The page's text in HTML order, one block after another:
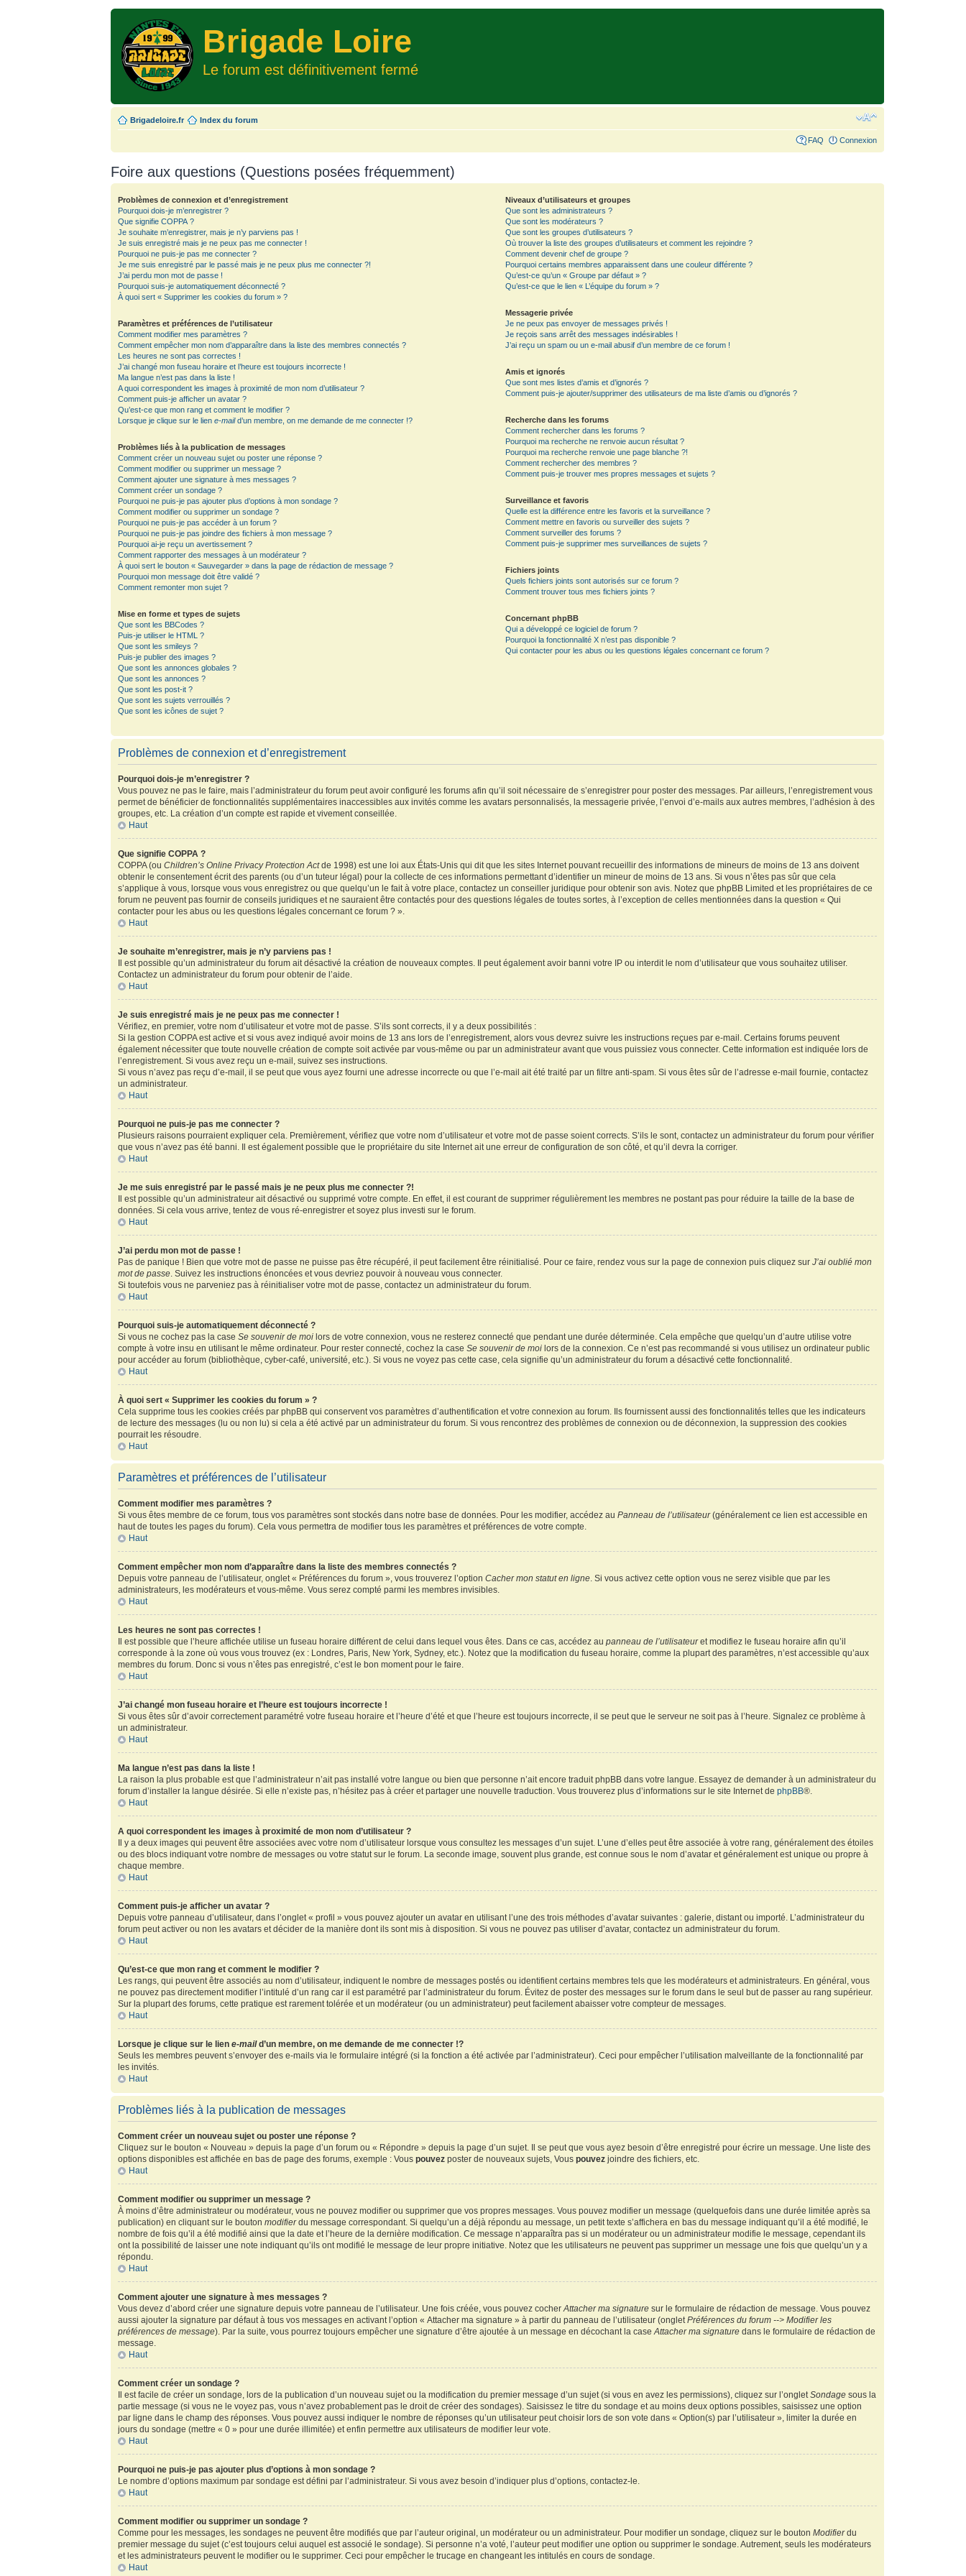
Brigade Loire
Le forum est définitivement fermé
Brigadeloire.fr Index du forum
FAQ Connexion
Foire aux questions (Questions posées fréquemment)
Problèmes de connexion et d’enregistrement
Pourquoi dois-je m’enregistrer ?
Que signifie COPPA ?
Je souhaite m’enregistrer, mais je n’y parviens pas !
Je suis enregistré mais je ne peux pas me connecter !
Pourquoi ne puis-je pas me connecter ?
Je me suis enregistré par le passé mais je ne peux plus me connecter ?!
J’ai perdu mon mot de passe !
Pourquoi suis-je automatiquement déconnecté ?
À quoi sert « Supprimer les cookies du forum » ?
Paramètres et préférences de l’utilisateur
Comment modifier mes paramètres ?
Comment empêcher mon nom d’apparaître dans la liste des membres connectés ?
Les heures ne sont pas correctes !
J’ai changé mon fuseau horaire et l’heure est toujours incorrecte !
Ma langue n’est pas dans la liste !
A quoi correspondent les images à proximité de mon nom d’utilisateur ?
Comment puis-je afficher un avatar ?
Qu’est-ce que mon rang et comment le modifier ?
Lorsque je clique sur le liene-maild’un membre, on me demande de me connecter !?
Problèmes liés à la publication de messages
Comment créer un nouveau sujet ou poster une réponse ?
Comment modifier ou supprimer un message ?
Comment ajouter une signature à mes messages ?
Comment créer un sondage ?
Pourquoi ne puis-je pas ajouter plus d’options à mon sondage ?
Comment modifier ou supprimer un sondage ?
Pourquoi ne puis-je pas accéder à un forum ?
Pourquoi ne puis-je pas joindre des fichiers à mon message ?
Pourquoi ai-je reçu un avertissement ?
Comment rapporter des messages à un modérateur ?
À quoi sert le bouton « Sauvegarder » dans la page de rédaction de message ?
Pourquoi mon message doit être validé ?
Comment remonter mon sujet ?
Mise en forme et types de sujets
Que sont les BBCodes ?
Puis-je utiliser le HTML ?
Que sont les smileys ?
Puis-je publier des images ?
Que sont les annonces globales ?
Que sont les annonces ?
Que sont les post-it ?
Que sont les sujets verrouillés ?
Que sont les icônes de sujet ?
Niveaux d’utilisateurs et groupes
Que sont les administrateurs ?
Que sont les modérateurs ?
Que sont les groupes d’utilisateurs ?
Où trouver la liste des groupes d’utilisateurs et comment les rejoindre ?
Comment devenir chef de groupe ?
Pourquoi certains membres apparaissent dans une couleur différente ?
Qu’est-ce qu’un « Groupe par défaut » ?
Qu’est-ce que le lien « L’équipe du forum » ?
Messagerie privée
Je ne peux pas envoyer de messages privés !
Je reçois sans arrêt des messages indésirables !
J’ai reçu un spam ou un e-mail abusif d’un membre de ce forum !
Amis et ignorés
Que sont mes listes d’amis et d’ignorés ?
Comment puis-je ajouter/supprimer des utilisateurs de ma liste d’amis ou d’ignorés ?
Recherche dans les forums
Comment rechercher dans les forums ?
Pourquoi ma recherche ne renvoie aucun résultat ?
Pourquoi ma recherche renvoie une page blanche ?!
Comment rechercher des membres ?
Comment puis-je trouver mes propres messages et sujets ?
Surveillance et favoris
Quelle est la différence entre les favoris et la surveillance ?
Comment mettre en favoris ou surveiller des sujets ?
Comment surveiller des forums ?
Comment puis-je supprimer mes surveillances de sujets ?
Fichiers joints
Quels fichiers joints sont autorisés sur ce forum ?
Comment trouver tous mes fichiers joints ?
Concernant phpBB
Qui a développé ce logiciel de forum ?
Pourquoi la fonctionnalité X n’est pas disponible ?
Qui contacter pour les abus ou les questions légales concernant ce forum ?
Problèmes de connexion et d’enregistrement
Pourquoi dois-je m’enregistrer ?
Vous pouvez ne pas le faire, mais l’administrateur du forum peut avoir configuré les forums afin qu’il soit nécessaire de s’enregistrer pour poster des messages. Par ailleurs, l’enregistrement vous
permet de bénéficier de fonctionnalités supplémentaires inaccessibles aux invités comme les avatars personnalisés, la messagerie privée, l’envoi d’e-mails aux autres membres, l’adhésion à des
groupes, etc. La création d’un compte est rapide et vivement conseillée.
Haut
Que signifie COPPA ?
COPPA (ouChildren’s Online Privacy Protection Actde 1998) est une loi aux États-Unis qui dit que les sites Internet pouvant recueillir des informations de mineurs de moins de 13 ans doivent
obtenir le consentement écrit des parents (ou d’un tuteur légal) pour la collecte de ces informations permettant d’identifier un mineur de moins de 13 ans. Si vous n’êtes pas sûr que cela
s’applique à vous, lorsque vous vous enregistrez ou que quelqu’un le fait à votre place, contactez un conseiller juridique pour obtenir son avis. Notez que phpBB Limited et les propriétaires de ce
forum ne peuvent pas fournir de conseils juridiques et ne sauraient être contactés pour des questions légales de toutes sortes, à l’exception de celles mentionnées dans la question « Qui
contacter pour les abus ou les questions légales concernant ce forum ? ».
Haut
Je souhaite m’enregistrer, mais je n’y parviens pas !
Il est possible qu’un administrateur du forum ait désactivé la création de nouveaux comptes. Il peut également avoir banni votre IP ou interdit le nom d’utilisateur que vous souhaitez utiliser.
Contactez un administrateur du forum pour obtenir de l’aide.
Haut
Je suis enregistré mais je ne peux pas me connecter !
Vérifiez, en premier, votre nom d’utilisateur et votre mot de passe. S’ils sont corrects, il y a deux possibilités :
Si la gestion COPPA est active et si vous avez indiqué avoir moins de 13 ans lors de l’enregistrement, alors vous devrez suivre les instructions reçues par e-mail. Certains forums peuvent
également nécessiter que toute nouvelle création de compte soit activée par vous-même ou par un administrateur avant que vous puissiez vous connecter. Cette information est indiquée lors de
l’enregistrement. Si vous avez reçu un e-mail, suivez ses instructions.
Si vous n’avez pas reçu d’e-mail, il se peut que vous ayez fourni une adresse incorrecte ou que l’e-mail ait été traité par un filtre anti-spam. Si vous êtes sûr de l’adresse e-mail fournie, contactez
un administrateur.
Haut
Pourquoi ne puis-je pas me connecter ?
Plusieurs raisons pourraient expliquer cela. Premièrement, vérifiez que votre nom d’utilisateur et votre mot de passe soient corrects. S’ils le sont, contactez un administrateur du forum pour vérifier
que vous n’avez pas été banni. Il est également possible que le propriétaire du site Internet ait une erreur de configuration de son côté, et qu’il devra la corriger.
Haut
Je me suis enregistré par le passé mais je ne peux plus me connecter ?!
Il est possible qu’un administrateur ait désactivé ou supprimé votre compte. En effet, il est courant de supprimer régulièrement les membres ne postant pas pour réduire la taille de la base de
données. Si cela vous arrive, tentez de vous ré-enregistrer et soyez plus investi sur le forum.
Haut
J’ai perdu mon mot de passe !
Pas de panique ! Bien que votre mot de passe ne puisse pas être récupéré, il peut facilement être réinitialisé. Pour ce faire, rendez vous sur la page de connexion puis cliquez surJ’ai oublié mon
mot de passe. Suivez les instructions énoncées et vous devriez pouvoir à nouveau vous connecter.
Si toutefois vous ne parveniez pas à réinitialiser votre mot de passe, contactez un administrateur du forum.
Haut
Pourquoi suis-je automatiquement déconnecté ?
Si vous ne cochez pas la caseSe souvenir de moi lors de votre connexion, vous ne resterez connecté que pendant une durée déterminée. Cela empêche que quelqu’un d’autre utilise votre
compte à votre insu en utilisant le même ordinateur. Pour rester connecté, cochez la caseSe souvenir de moi lors de la connexion. Ce n’est pas recommandé si vous utilisez un ordinateur public
pour accéder au forum (bibliothèque, cyber-café, université, etc.). Si vous ne voyez pas cette case, cela signifie qu’un administrateur du forum a désactivé cette fonctionnalité.
Haut
À quoi sert « Supprimer les cookies du forum » ?
Cela supprime tous les cookies créés par phpBB qui conservent vos paramètres d’authentification et votre connexion au forum. Ils fournissent aussi des fonctionnalités telles que les indicateurs
de lecture des messages (lu ou non lu) si cela a été activé par un administrateur du forum. Si vous rencontrez des problèmes de connexion ou de déconnexion, la suppression des cookies
pourrait les résoudre.
Haut
Paramètres et préférences de l’utilisateur
Comment modifier mes paramètres ?
Si vous êtes membre de ce forum, tous vos paramètres sont stockés dans notre base de données. Pour les modifier, accédez auPanneau de l’utilisateur(généralement ce lien est accessible en
haut de toutes les pages du forum). Cela vous permettra de modifier tous les paramètres et préférences de votre compte.
Haut
Comment empêcher mon nom d’apparaître dans la liste des membres connectés ?
Depuis votre panneau de l’utilisateur, onglet « Préférences du forum », vous trouverez l’optionCacher mon statut en ligne. Si vous activez cette option vous ne serez visible que par les
administrateurs, les modérateurs et vous-même. Vous serez compté parmi les membres invisibles.
Haut
Les heures ne sont pas correctes !
Il est possible que l’heure affichée utilise un fuseau horaire différent de celui dans lequel vous êtes. Dans ce cas, accédez aupanneau de l’utilisateuret modifiez le fuseau horaire afin qu’il
corresponde à la zone où vous vous trouvez (ex : Londres, Paris, New York, Sydney, etc.). Notez que la modification du fuseau horaire, comme la plupart des paramètres, n’est accessible qu’aux
membres du forum. Donc si vous n’êtes pas enregistré, c’est le bon moment pour le faire.
Haut
J’ai changé mon fuseau horaire et l’heure est toujours incorrecte !
Si vous êtes sûr d’avoir correctement paramétré votre fuseau horaire et l’heure d’été et que l’heure est toujours incorrecte, il se peut que le serveur ne soit pas à l’heure. Signalez ce problème à
un administrateur.
Haut
Ma langue n’est pas dans la liste !
La raison la plus probable est que l’administrateur n’ait pas installé votre langue ou bien que personne n’ait encore traduit phpBB dans votre langue. Essayez de demander à un administrateur du
forum d’installer la langue désirée. Si elle n’existe pas, n’hésitez pas à créer et partager une nouvelle traduction. Vous trouverez plus d’informations sur le site Internet dephpBB®.
Haut
A quoi correspondent les images à proximité de mon nom d’utilisateur ?
Il y a deux images qui peuvent être associées avec votre nom d’utilisateur lorsque vous consultez les messages d’un sujet. L’une d’elles peut être associée à votre rang, généralement des étoiles
ou des blocs indiquant votre nombre de messages ou votre statut sur le forum. La seconde image, souvent plus grande, est connue sous le nom d’avatar et généralement est unique ou propre à
chaque membre.
Haut
Comment puis-je afficher un avatar ?
Depuis votre panneau d’utilisateur, dans l’onglet « profil » vous pouvez ajouter un avatar en utilisant l’une des trois méthodes d’avatar suivantes : galerie, distant ou importé. L’administrateur du
forum peut activer ou non les avatars et décider de la manière dont ils sont mis à disposition. Si vous ne pouvez pas utiliser d’avatar, contactez un administrateur du forum.
Haut
Qu’est-ce que mon rang et comment le modifier ?
Les rangs, qui peuvent être associés au nom d’utilisateur, indiquent le nombre de messages postés ou identifient certains membres tels que les modérateurs et administrateurs. En général, vous
ne pouvez pas directement modifier l’intitulé d’un rang car il est paramétré par l’administrateur du forum. Évitez de poster des messages sur le forum dans le seul but de passer au rang supérieur.
Sur la plupart des forums, cette pratique est rarement tolérée et un modérateur (ou un administrateur) peut facilement abaisser votre compteur de messages.
Haut
Lorsque je clique sur le liene-maild’un membre, on me demande de me connecter !?
Seuls les membres peuvent s’envoyer des e-mails via le formulaire intégré (si la fonction a été activée par l’administrateur). Ceci pour empêcher l’utilisation malveillante de la fonctionnalité par
les invités.
Haut
Problèmes liés à la publication de messages
Comment créer un nouveau sujet ou poster une réponse ?
Cliquez sur le bouton « Nouveau » depuis la page d’un forum ou « Répondre » depuis la page d’un sujet. Il se peut que vous ayez besoin d’être enregistré pour écrire un message. Une liste des
options disponibles est affichée en bas de page des forums, exemple : Vouspouvez poster de nouveaux sujets, Vouspouvez joindre des fichiers, etc.
Haut
Comment modifier ou supprimer un message ?
À moins d’être administrateur ou modérateur, vous ne pouvez modifier ou supprimer que vos propres messages. Vous pouvez modifier un message (quelquefois dans une durée limitée après sa
publication) en cliquant sur le boutonmodifierdu message correspondant. Si quelqu’un a déjà répondu au message, un petit texte s’affichera en bas du message indiquant qu’il a été modifié, le
nombre de fois qu’il a été modifié ainsi que la date et l’heure de la dernière modification. Ce message n’apparaîtra pas si un modérateur ou un administrateur modifie le message, cependant ils
ont la possibilité de laisser une note indiquant qu’ils ont modifié le message de leur propre initiative. Notez que les utilisateurs ne peuvent pas supprimer un message une fois que quelqu’un y a
répondu.
Haut
Comment ajouter une signature à mes messages ?
Vous devez d’abord créer une signature depuis votre panneau de l’utilisateur. Une fois créée, vous pouvez cocherAttacher ma signature sur le formulaire de rédaction de message. Vous pouvez
aussi ajouter la signature par défaut à tous vos messages en activant l’option « Attacher ma signature » à partir du panneau de l’utilisateur (ongletPréférences du forum --> Modifier les
préférences de message). Par la suite, vous pourrez toujours empêcher une signature d’être ajoutée à un message en décochant la caseAttacher ma signature dans le formulaire de rédaction de
message.
Haut
Comment créer un sondage ?
Il est facile de créer un sondage, lors de la publication d’un nouveau sujet ou la modification du premier message d’un sujet (si vous en avez les permissions), cliquez sur l’ongletSondage sous la
partie message (si vous ne le voyez pas, vous n’avez probablement pas le droit de créer des sondages). Saisissez le titre du sondage et au moins deux options possibles, saisissez une option
par ligne dans le champ des réponses. Vous pouvez aussi indiquer le nombre de réponses qu’un utilisateur peut choisir lors de son vote dans « Option(s) par l’utilisateur », limiter la durée en
jours du sondage (mettre « 0 » pour une durée illimitée) et enfin permettre aux utilisateurs de modifier leur vote.
Haut
Pourquoi ne puis-je pas ajouter plus d’options à mon sondage ?
Le nombre d’options maximum par sondage est défini par l’administrateur. Si vous avez besoin d’indiquer plus d’options, contactez-le.
Haut
Comment modifier ou supprimer un sondage ?
Comme pour les messages, les sondages ne peuvent être modifiés que par l’auteur original, un modérateur ou un administrateur. Pour modifier un sondage, cliquez sur le boutonModifierdu
premier message du sujet (c’est toujours celui auquel est associé le sondage). Si personne n’a voté, l’auteur peut modifier une option ou supprimer le sondage. Autrement, seuls les modérateurs
et les administrateurs peuvent le modifier ou le supprimer. Ceci pour empêcher le trucage en changeant les intitulés en cours de sondage.
Haut